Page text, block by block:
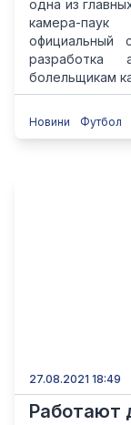
одна из
камера-
официальный
разработка
болельщикам
Новини Футбол
27.08.2021 18:49
Работают